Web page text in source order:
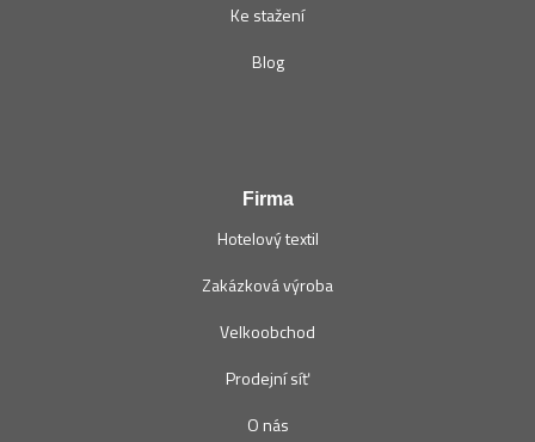
Ke stažení
Blog
Firma
Hotelový textil
Zakázková výroba
Velkoobchod
Prodejní síť
O nás